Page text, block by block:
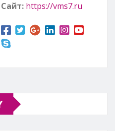
Сайт: https://vms7.ru